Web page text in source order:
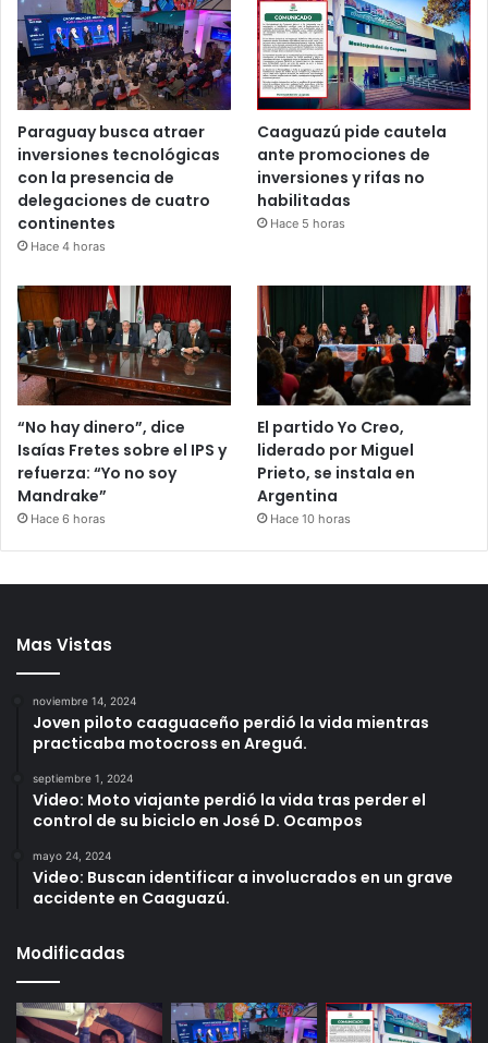
Paraguay busca atraer
inversiones tecnológicas
con la presencia de
delegaciones de cuatro
continentes
Hace 4 horas
Caaguazú pide cautela
ante promociones de
inversiones y rifas no
habilitadas
Hace 5 horas
“No hay dinero”, dice
Isaías Fretes sobre el IPS y
refuerza: “Yo no soy
Mandrake”
Hace 6 horas
El partido Yo Creo,
liderado por Miguel
Prieto, se instala en
Argentina
Hace 10 horas
Mas Vistas
noviembre 14, 2024
Joven piloto caaguaceño perdió la vida mientras
practicaba motocross en Areguá.
septiembre 1, 2024
Video: Moto viajante perdió la vida tras perder el
control de su biciclo en José D. Ocampos
mayo 24, 2024
Video: Buscan identificar a involucrados en un grave
accidente en Caaguazú.
Modificadas